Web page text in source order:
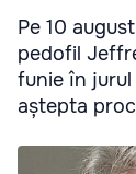
Pe 10
pedofil
funie în jurul
aștepta